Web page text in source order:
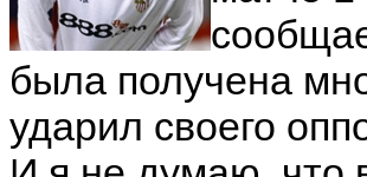
была получена
ударил своего